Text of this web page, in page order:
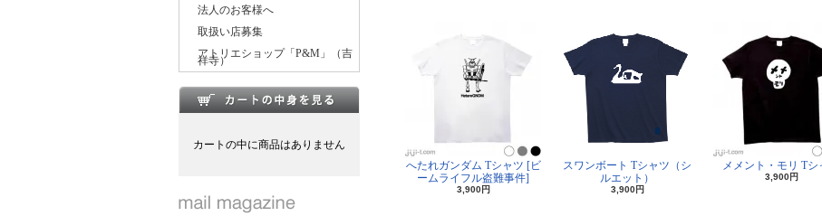
法人のお客様へ
取扱い店募集
アトリエショップ「P&M」（吉
祥寺）
カートの中に商品はありません
へたれガンダム Tシャツ [ビ
ームライフル盗難事件]
3,900円
スワンボート Tシャツ（シ
ルエット）
3,900円
メメント・モリ Tシ
3,900円